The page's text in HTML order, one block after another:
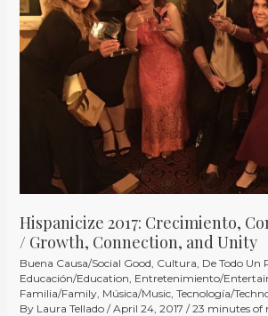
Hispanicize 2017: Crecimiento,
/ Growth, Connection, and Unity
Buena Causa/Social Good Cultura De Todo Un
Educación/Education Entretenimiento/
Familia/Family, Música/Music, Tecnología/
By Laura Tellado /April 24, 2017 /23 minutes of
Conexión,
y
Unión
Growth,
Connection,